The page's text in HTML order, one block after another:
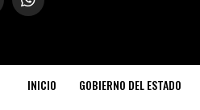
INICIO GOBIERNO DEL ESTADO